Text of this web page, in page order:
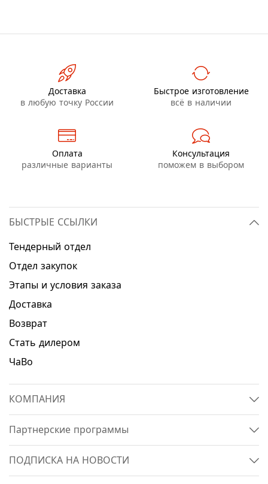
Доставка
в любую точку России
Быстрое изготовление
всё в наличии
Оплата
различные варианты
Консультация
поможем в выбором
БЫСТРЫЕ ССЫЛКИ
Тендерный отдел
Отдел закупок
Этапы и условия заказа
Доставка
Возврат
Стать дилером
ЧаВо
КОМПАНИЯ
Партнерские программы
ПОДПИСКА НА НОВОСТИ